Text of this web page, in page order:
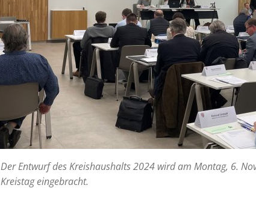
Der Entwurf des Kreishaushalts 2024 wird am Montag, 6.
Kreistag eingebracht.